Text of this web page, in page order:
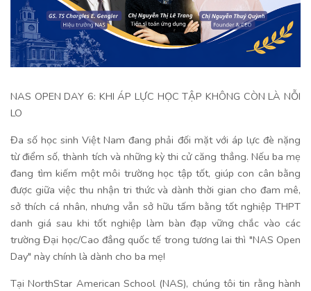
NAS OPEN DAY 6: KHI ÁP LỰC HỌC TẬP KHÔNG CÒN LÀ NỖI
LO
Đa số học sinh Việt Nam đang phải đối mặt với áp lực đè nặng
từ điểm số, thành tích và những kỳ thi cử căng thẳng. Nếu ba mẹ
đang tìm kiếm một môi trường học tập tốt, giúp con cân bằng
được giữa việc thu nhận tri thức và dành thời gian cho đam mê,
sở thích cá nhân, nhưng vẫn sở hữu tấm bằng tốt nghiệp THPT
danh giá sau khi tốt nghiệp làm bàn đạp vững chắc vào các
trường Đại học/Cao đẳng quốc tế trong tương lai thì "NAS Open
Day" này chính là dành cho ba mẹ!
Tại NorthStar American School (NAS), chúng tôi tin rằng hành